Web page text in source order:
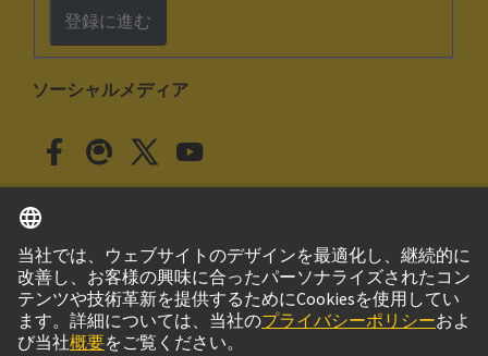
登録に進む
ソーシャルメディア
日本 日本語
© ハーティング株式会社